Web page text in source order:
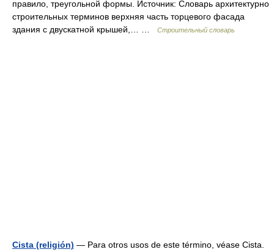
правило, треугольной формы. Источник: Словарь архитектурно
строительных терминов верхняя часть торцевого фасада
здания с двускатной крышей,… …
Строительный словарь
Cista (religión) — Para otros usos de este término, véase Cista.